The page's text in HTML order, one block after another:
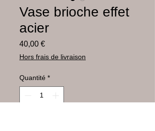
Vase brioche effet
acier
40,00 €Prix
Hors frais de livraison
Quantité *